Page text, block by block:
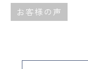
お客様の声